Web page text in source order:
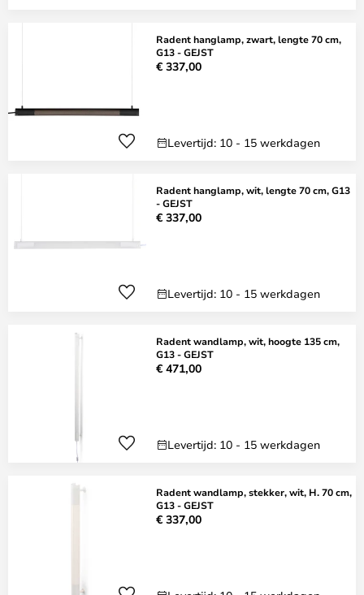
Radent hanglamp, zwart, lengte 70 cm,
G13 - GEJST
€ 337,00
Levertijd: 10 - 15 werkdagen
Radent hanglamp, wit, lengte 70 cm, G13
- GEJST
€ 337,00
Levertijd: 10 - 15 werkdagen
Radent wandlamp, wit, hoogte 135 cm,
G13 - GEJST
€ 471,00
Levertijd: 10 - 15 werkdagen
Radent wandlamp, stekker, wit, H. 70 cm,
G13 - GEJST
€ 337,00